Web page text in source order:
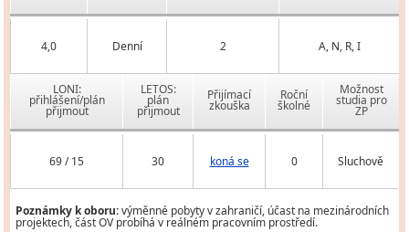
4,0 Denní 2 A, N, R, I
LONI:
přihlášení/plán
přijmout
LETOS:
plán
přijmout
Přijímací
zkouška
Roční
školné
Možnost
studia pro
ZP
69 / 15 30 koná se 0 Sluchově
Poznámky k oboru:výměnné pobyty v zahraničí, účast na mezinárodních
projektech, část OV probíhá v reálném pracovním prostředí.